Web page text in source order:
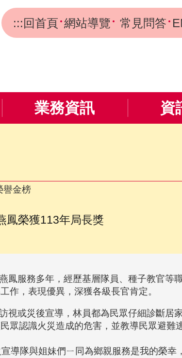
:::回首頁 網站導覽 常見問答
業務資訊 資
譽金榜
鳳榮獲113年局長獎
服務多年，經歷基層隊員、種子教官等
作，表現優異，深獲各級長官肯定。
或災後宣導，林員都為民眾仔細診斷居
眾認識火災造成的危害，並教導民眾避難
隊與姐妹們ㄧ同為鄉親服務是我的榮幸